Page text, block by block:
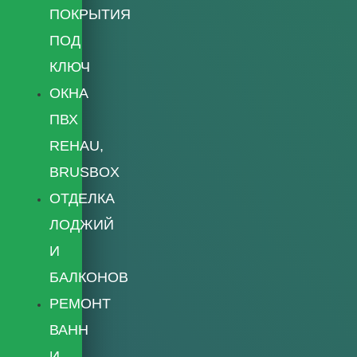
ПОКРЫТИЯ
ПОД
КЛЮЧ
ОКНА
ПВХ
REHAU,
BRUSBOX
ОТДЕЛКА
ЛОДЖИЙ
И
БАЛКОНОВ
РЕМОНТ
ВАНН